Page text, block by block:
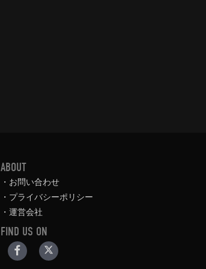
ABOUT
お問い合わせ
プライバシーポリシー
運営会社
FIND US ON